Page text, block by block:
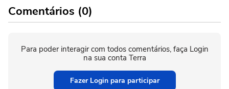
Comentários (0)
Para poder interagir com todos comentários, faça Login
na sua conta Terra
Fazer Login para participar